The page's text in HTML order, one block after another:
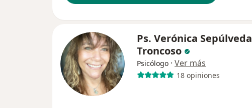
Ps. Verónica Sepúlveda
Troncoso
Psicólogo · Ver más
18 opiniones